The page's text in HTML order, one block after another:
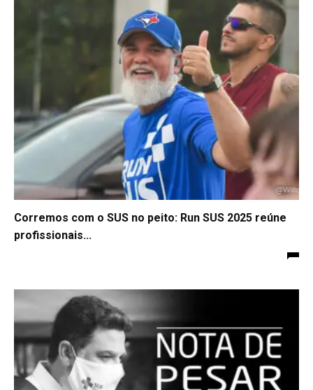
Corremos com o SUS no peito: Run SUS 2025 reúne
profissionais...